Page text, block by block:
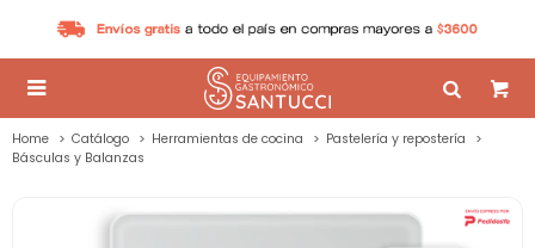

Home Catálogo Herramientas de cocina
Pastelería y repostería
Básculas y Balanzas